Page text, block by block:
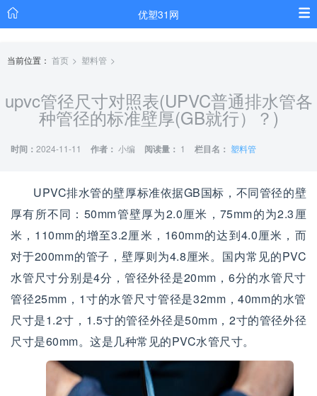
优塑31网
当前位置： 首页 塑料管
upvc管径尺寸对照表(UPVC普通排水管各
种管径的标准壁厚(GB就行）？)
时间： 2024-11-11 作者： 小编 阅读量： 1 栏目名： 塑料管
UPVC排水管的壁厚标准依据GB国标，不同管径的壁
厚有所不同：50mm管壁厚为2.0厘米，75mm的为2.3厘
米，110mm的增至3.2厘米，160mm的达到4.0厘米，而
对于200mm的管子，壁厚则为4.8厘米。国内常见的PVC
水管尺寸分别是4分，管径外径是20mm，6分的水管尺寸
管径25mm，1寸的水管尺寸管径是32mm，40mm的水管
尺寸是1.2寸，1.5寸的管径外径是50mm，2寸的管径外径
尺寸是60mm。这是几种常见的PVC水管尺寸。